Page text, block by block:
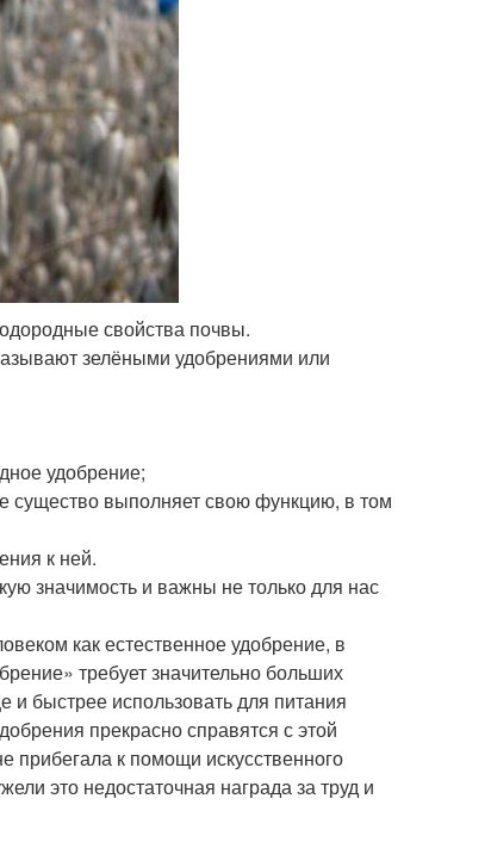
свойства почвы.
зелёными удобрениями или
удобрение;
существо выполняет свою функцию, в том
к ней.
значимость и важны не только для нас
как естественное удобрение, в
требует значительно больших
быстрее использовать для питания
прекрасно справятся с этой
прибегала к помощи искусственного
это недостаточная награда за труд и